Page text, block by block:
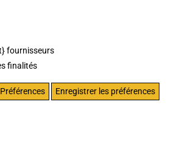
fournisseurs
finalités
Préférences
Enregistrer les préférences